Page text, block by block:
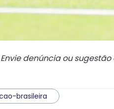
denúncia ou
brasileira